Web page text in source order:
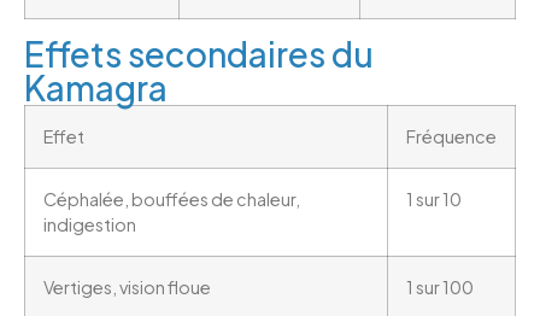
Effets secondaires du
Kamagra
Effet Fréquence
Céphalée, bouffées de chaleur,
indigestion
1 sur 10
Vertiges, vision floue 1 sur 100